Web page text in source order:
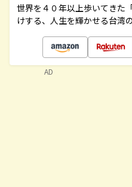
世界を４０年以上歩いてきた
けする、人生を輝かせる台湾
AD